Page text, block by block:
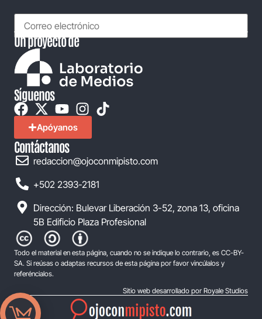
Un proyecto de
Síguenos
Apóyanos
Contáctanos
redaccion@ojoconmipisto.com
+502 2393-2181
Dirección: Bulevar Liberación 3-52, zona 13, oficina
5B Edificio Plaza Profesional
Todo el material en esta página, cuando no se indique lo contrario, es CC-BY-
SA. Si reúsas o adaptas recursos de esta página por favor vincúlalos y
referéncialos.
Sitio web desarrollado por Royale Studios